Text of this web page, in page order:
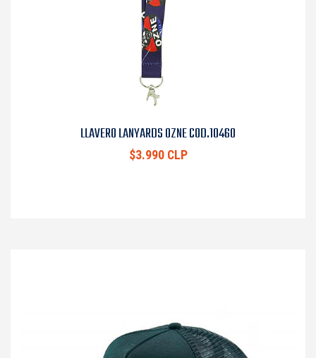
LLAVERO LANYARDS OZNE COD.10460
$3.990 CLP